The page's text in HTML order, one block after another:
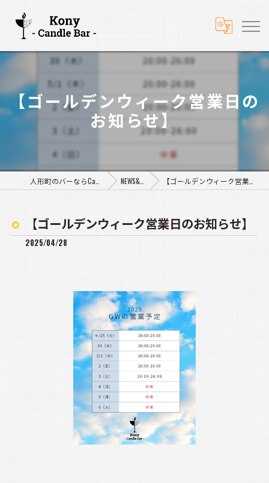
【ゴールデンウィーク営業日の
お知らせ】
NEWS&BLOG 【ゴールデンウィーク営業日のお知らせ】
【ゴールデンウィーク営業日のお知らせ】
2025/04/28